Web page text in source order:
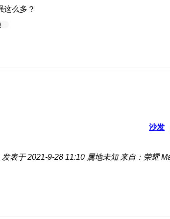
这么多？
沙发
发表于 2021-9-28 11:10 属地未知 来自：荣耀